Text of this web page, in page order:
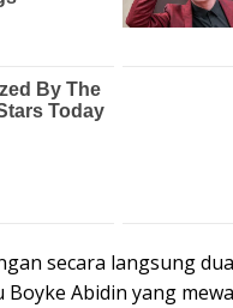
secara langsung
Abidin yang